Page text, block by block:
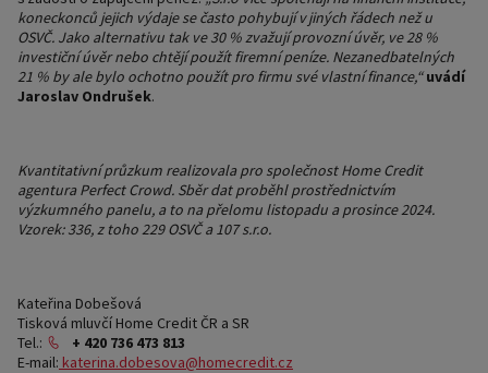
koneckonců jejich výdaje se často pohybují v jiných řádech než u
OSVČ. Jako alternativu tak ve 30 % zvažují provozní úvěr, ve 28 %
investiční úvěr nebo chtějí použít firemní peníze. Nezanedbatelných
21 % by ale bylo ochotno použít pro firmu své vlastní finance,“ uvádí
Jaroslav Ondrušek.
Kvantitativní průzkum realizovala pro společnost Home Credit
agentura Perfect Crowd. Sběr dat proběhl prostřednictvím
výzkumného panelu, a to na přelomu listopadu a prosince 2024.
Vzorek: 336, z toho 229 OSVČ a 107 s.r.o.
Kateřina Dobešová
Tisková mluvčí Home Credit ČR a SR
Tel.:
+ 420 736 473 813
E-mail: katerina.dobesova@homecredit.cz